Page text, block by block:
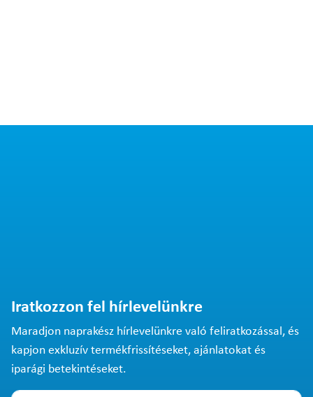
Iratkozzon fel hírlevelünkre
Maradjon naprakész hírlevelünkre való feliratkozással, és
kapjon exkluzív termékfrissítéseket, ajánlatokat és
iparági betekintéseket.